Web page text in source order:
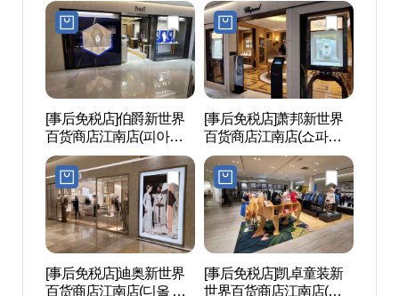
[事后免税店]伯爵新世界
百货商店江南店(피아제
신세계백화점 강남점)
[事后免税店]萧邦新世界
百货商店江南店(쇼파드
신세계백화점 강남점)
[事后免税店]迪奥新世界
百货商店江南店(디올 신
[事后免税店]凯卓童装新
世界百货商店江南店(겐